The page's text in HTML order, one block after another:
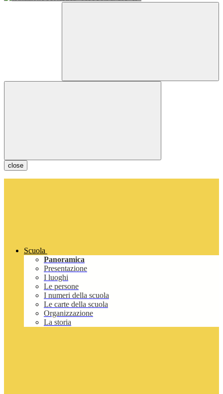
close
Scuola
Panoramica
Presentazione
I luoghi
Le persone
I numeri della scuola
Le carte della scuola
Organizzazione
La storia